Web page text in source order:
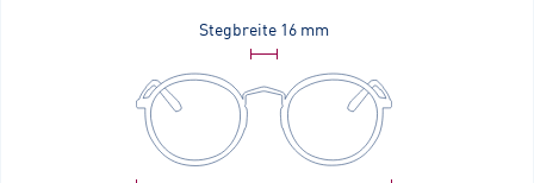
Stegbreite 16 mm